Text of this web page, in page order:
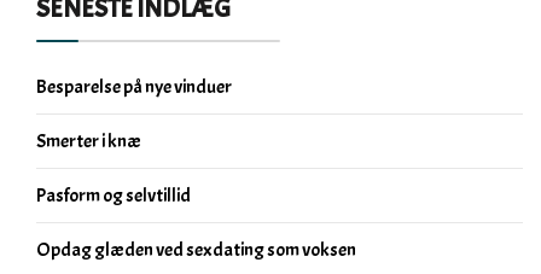
SENESTE INDLÆG
Besparelse på nye vinduer
Smerter i knæ
Pasform og selvtillid
Opdag glæden ved sexdating som voksen